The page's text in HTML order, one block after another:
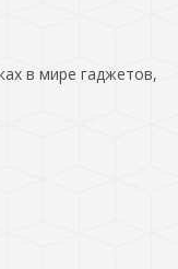
в мире гаджетов,